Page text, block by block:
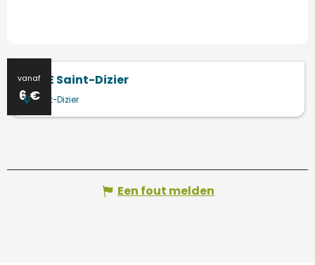
vanaf
6€
MUSE Saint-Dizier
Saint-Dizier
Een fout melden